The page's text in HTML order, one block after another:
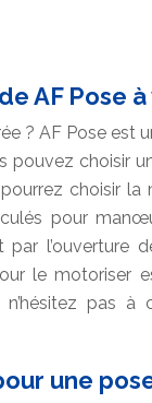
AF Pose
? AF Pose est
pouvez choisir
choisir
pour
l’ouverture
le motoriser
pas à
une